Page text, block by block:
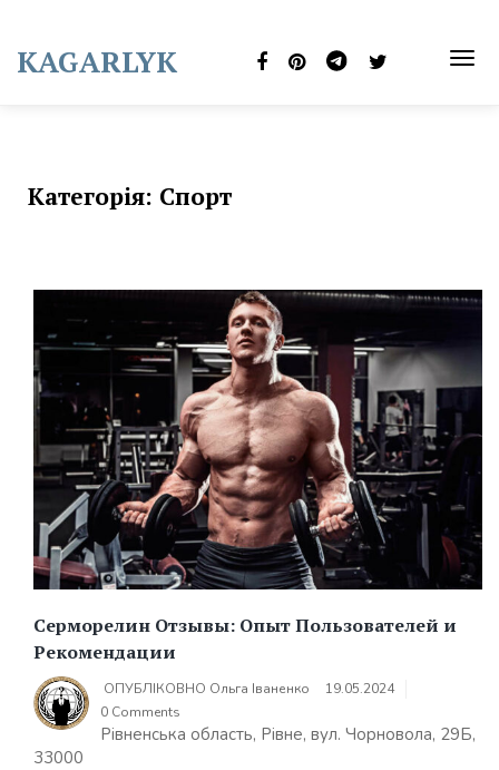
content
KAGARLYK
Категорія: Спорт
Серморелин Отзывы: Опыт Пользователей и
Рекомендации
ОПУБЛІКОВНО Ольга Іваненко
19.05.2024
0 Comments
Рівненська область, Рівне, вул. Чорновола, 29Б,
33000